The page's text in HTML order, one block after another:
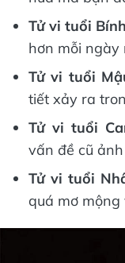
Tử vi tuổi
hơn mỗi ngày
Tử vi tuổi
tiết xảy ra
Tử vi tuổi
vấn đề cũ
Tử vi tuổi
quá mơ mộng